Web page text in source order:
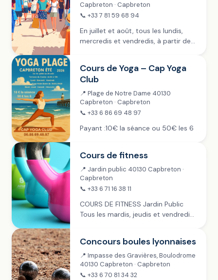
Capbreton · Capbreton
📞 +33 7 81 59 68 94
En juillet et août, tous les lundis,
mercredis et vendredis, à partir de
L’Union des commerçants...
Cours de Yoga – Cap Yoga
Club
📍 Plage de Notre Dame 40130
Capbreton · Capbreton
📞 +33 6 86 69 48 97
Payant :10€ la séance ou 50€ les 6
Cours de fitness
📍 Jardin public 40130 Capbreton ·
Capbreton
📞 +33 6 71 16 38 11
COURS DE FITNESS Jardin Public
Tous les mardis, jeudis et vendredis
~ vendredi Payant :...
Concours boules lyonnaises
📍 Impasse des Gravières, Boulodrome
40130 Capbreton · Capbreton
📞 +33 6 70 81 34 32